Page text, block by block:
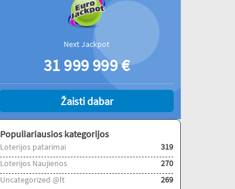
Next Jackpot
31 999 999€
Žaisti dabar
Populiariausios kategorijos
Loterijos patarimai
319
Loterijos Naujienos
270
Uncategorized @lt
269